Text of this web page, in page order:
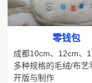
零钱包
成都10cm、12cm、
多种规格的毛绒/布艺
开版与制作